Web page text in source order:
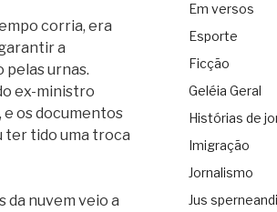
corria, era
a
pelas urnas.
ex-ministro
e os documentos
ter tido uma troca
da nuvem veio a
Em versos
Esporte
Ficção
Geléia Geral
Histórias de
Imigração
Jornalismo
Jus sperneandi